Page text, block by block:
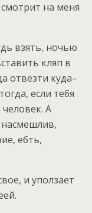
на меня
взять, ночью
кляп в
отвезти куда–
если тебя
А
ебть,
и уползает